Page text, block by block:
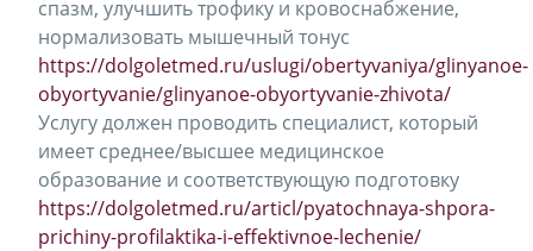
спазм, улучшить трофику и кровоснабжение,
нормализовать мышечный тонус
https://dolgoletmed.ru/uslugi/obertyvaniya/glinyanoe-
obyortyvanie/glinyanoe-obyortyvanie-zhivota/
Услугу должен проводить специалист, который
имеет среднее/высшее медицинское
образование и соответствующую подготовку
https://dolgoletmed.ru/articl/pyatochnaya-shpora-
prichiny-profilaktika-i-effektivnoe-lechenie/